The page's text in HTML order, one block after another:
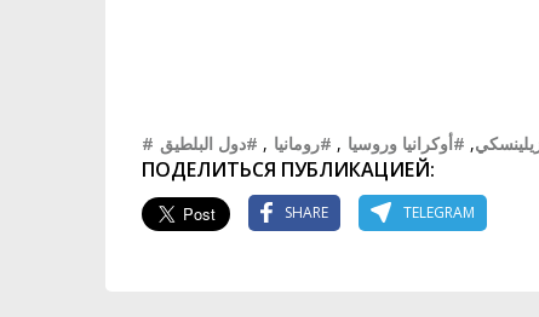
, #أوكرانيا وروسيا , #رومانيا , #دول البلطيق
ПОДЕЛИТЬСЯ ПУБЛИКАЦИЕЙ:
SHARE TELEGRAM